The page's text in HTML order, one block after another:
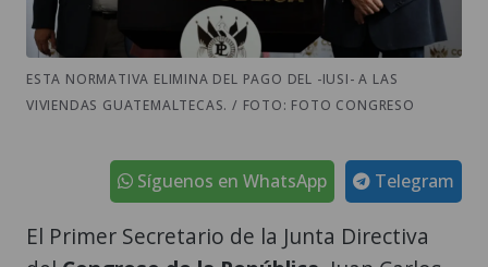
ESTA NORMATIVA ELIMINA DEL PAGO DEL -IUSI- A LAS
VIVIENDAS GUATEMALTECAS. / FOTO: FOTO CONGRESO
Telegram
Síguenos en WhatsApp
El Primer Secretario de la Junta Directiva